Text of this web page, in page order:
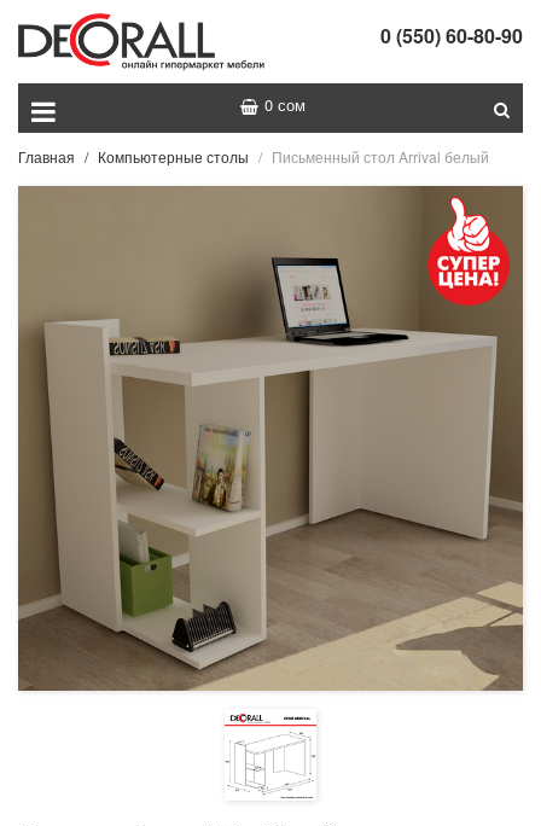
0 (550) 60-80-90
0 сом
Главная Компьютерные столы Письменный стол Arrival белый